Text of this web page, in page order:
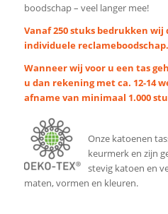
boodschap – veel langer mee!
Vanaf 250 stuks bedrukken wij
individuele reclameboodschap.
Wanneer wij voor u een tas
u dan rekening met ca. 12-14
afname van minimaal 1.000
Onze katoenen
keurmerk en zijn
stevig katoen en
maten, vormen en kleuren.